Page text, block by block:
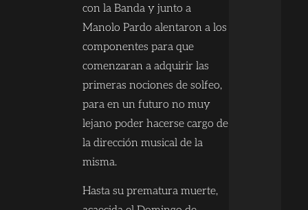
con la Banda y junto a
Manolo Pardo alentaron a los
componentes para que
comenzaran a adquirir las
primeras nociones de solfeo,
para en un futuro no muy
lejano poder hacerse cargo de
la dirección musical de la
misma.
Hasta su prematura muerte,